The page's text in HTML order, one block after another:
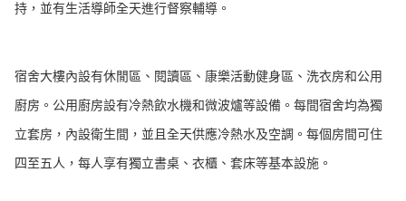
持，並有生活導師全天進行督察輔導。
宿舍大樓內設有休閒區、閱讀區、康樂活動健身區、洗衣房和公用
廚房。公用廚房設有冷熱飲水機和微波爐等設備。每間宿舍均為獨
立套房，內設衛生間，並且全天供應冷熱水及空調。每個房間可住
四至五人，每人享有獨立書桌、衣櫃、套床等基本設施。